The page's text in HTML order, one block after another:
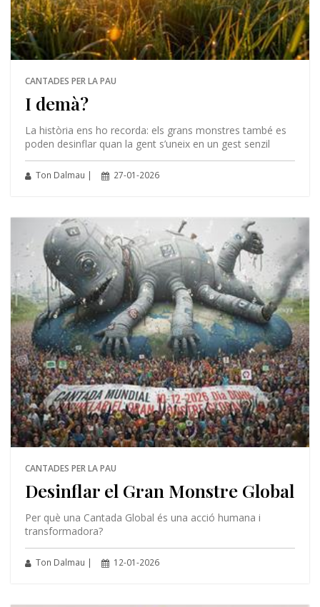
CANTADES PER LA PAU
I demà?
La història ens ho recorda: els grans monstres també es
poden desinflar quan la gent s’uneix en un gest senzil
Ton Dalmau | 27-01-2026
CANTADES PER LA PAU
Desinflar el Gran Monstre Global
Per què una Cantada Global és una acció humana i
transformadora?
Ton Dalmau | 12-01-2026